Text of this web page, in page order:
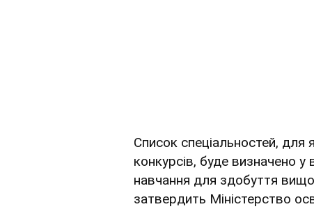
Список спеціальностей, для
конкурсів, буде визначено
навчання для здобуття
затвердить Міністерство